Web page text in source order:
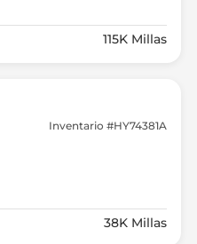
115K Millas
Inventario #HY74381A
38K Millas